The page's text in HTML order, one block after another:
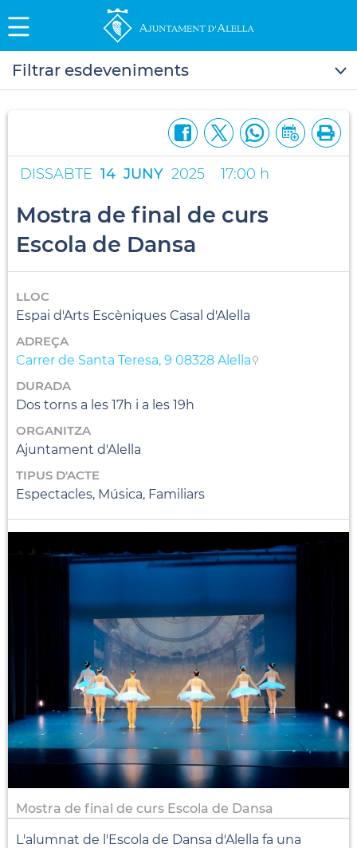
Filtrar esdeveniments
DISSABTE 14 JUNY 2025 17:00 h
Mostra de final de curs
Escola de Dansa
LLOC
Espai d'Arts Escèniques Casal d'Alella
ADREÇA
Carrer de Santa Teresa, 9 08328 Alella
DURADA
Dos torns a les 17h i a les 19h
ORGANITZA
Ajuntament d'Alella
TIPUS D'ACTE
Espectacles, Música, Familiars
Mostra de final de curs Escola de Dansa
L'alumnat de l'Escola de Dansa d'Alella fa una